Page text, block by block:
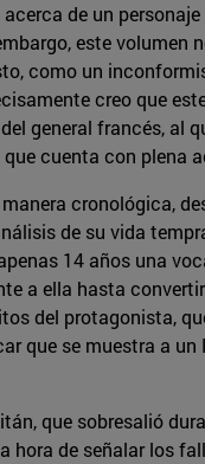
de un
este
como un
creo que
general francés,
cuenta con plena
cronológica,
de su vida
14 años una
a ella hasta
del protagonista,
que se muestra a
que sobresalió
de señalar los